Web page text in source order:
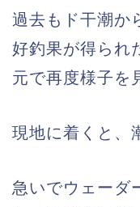
過去もド干潮か
好釣果が得られ
元で再度様子を
現地に着くと、
急いでウェーダ